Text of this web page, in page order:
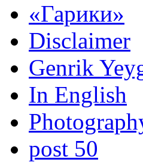
«Гарики»
Disclaimer
Genrik
In English
post 50